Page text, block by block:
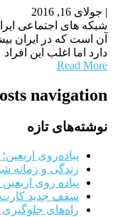
| جولای 16, 2016
شبکه های اجتماعی
دارد اما اغلب این افراد
Read More
navigation
نوشته‌های تازه
پیاده‌روی
زندگی و زمانه
پیاده روی
سقف جدید کارت
راه‌های جلوگیری